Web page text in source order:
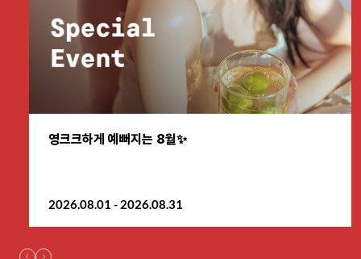
신논현점
이천점
인천부평점
영크크하게 예뻐지는 8월✨
2026.08.01 - 2026.08.31